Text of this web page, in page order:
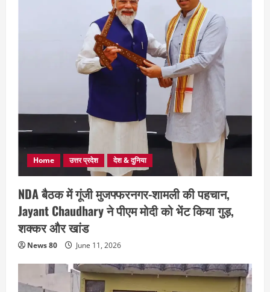
Home उत्तर प्रदेश देश & दुनिया
NDA बैठक में गूंजी मुजफ्फरनगर-शामली की पहचान,
Jayant Chaudhary ने पीएम मोदी को भेंट किया गुड़,
शक्कर और खांड
News 80 June 11, 2026